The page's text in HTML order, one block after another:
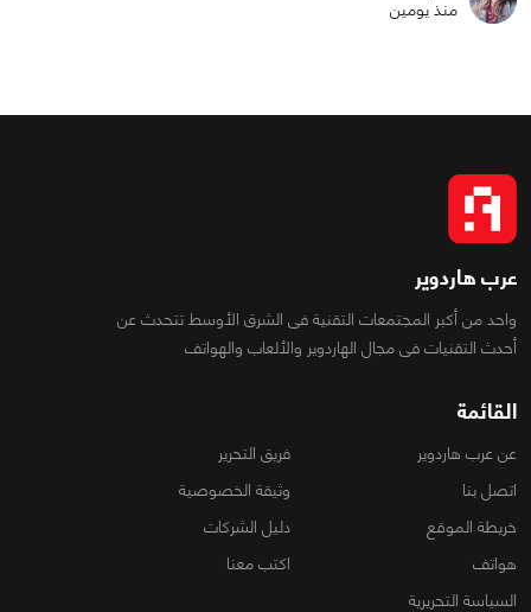
منذ يومين
عرب هاردوير
واحد من أكبر المجتمعات التقنية فى الشرق الأوسط تتحدث عن
أحدث التقنيات فى مجال الهاردوير والألعاب والهواتف
القائمة
عن عرب هاردوير
فريق التحرير
اتصل بنا
وثيقة الخصوصية
خريطة الموقع
دليل الشركات
هواتف
اكتب معنا
السياسة التحريرية